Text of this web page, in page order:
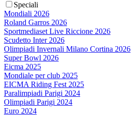
Speciali
Mondiali 2026
Roland Garros 2026
Sportmediaset Live Riccione 2026
Scudetto Inter 2026
Olimpiadi Invernali Milano Cortina 2026
Super Bowl 2026
Eicma 2025
Mondiale per club 2025
EICMA Riding Fest 2025
Paralimpiadi Parigi 2024
Olimpiadi Parigi 2024
Euro 2024